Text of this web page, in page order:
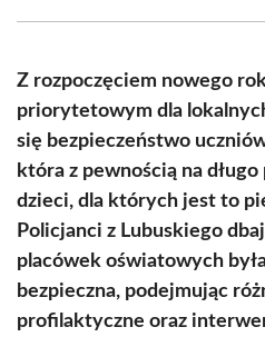
(Twitter)
Z rozpoczęciem nowego
priorytetowym dla
się bezpieczeństwo
która z pewnością na
dzieci, dla których jest to
Policjanci z Lubuskiego
placówek oświatowych
bezpieczna, podejmując
profilaktyczne oraz